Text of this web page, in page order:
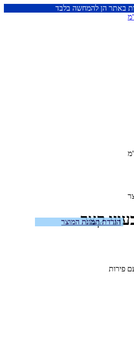
באתר הן להמחשה בלבד
קצר
הורדת תמונת המוצר
פירות